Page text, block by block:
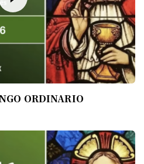
ORDINARIO